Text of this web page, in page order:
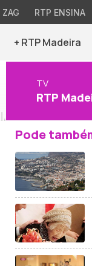
RTP ENSINA
+ RTP Madeira
TV
RTP
Pode